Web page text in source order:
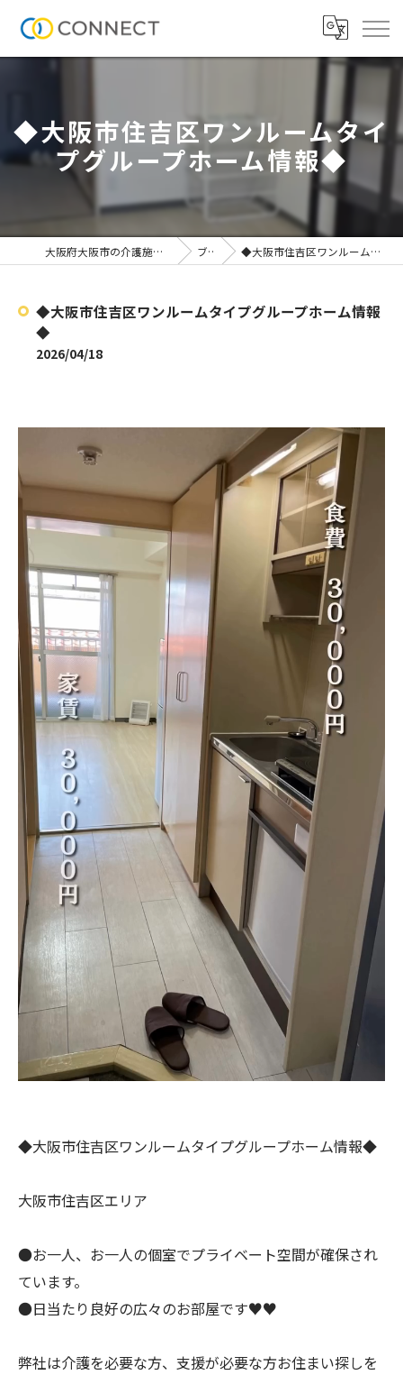
◆大阪市住吉区ワンルームタイ
プグループホーム情報◆
大阪府大阪市の介護施設なら株式会社CONNECT ブログ ◆大阪市住吉区ワンルームタイプグループホーム情報◆
◆大阪市住吉区ワンルームタイプグループホーム情報
◆
2026/04/18
◆大阪市住吉区ワンルームタイプグループホーム情報◆
大阪市住吉区エリア
●お一人、お一人の個室でプライベート空間が確保され
ています。
●日当たり良好の広々のお部屋です♥♥
弊社は介護を必要な方、支援が必要な方お住まい探しを